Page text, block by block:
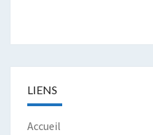
LIENS
Accueil